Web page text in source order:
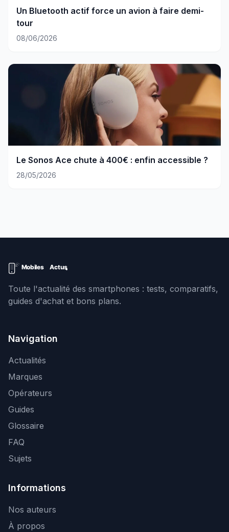
Un Bluetooth actif force un avion à faire demi-
tour
08/06/2026
Le Sonos Ace chute à 400€ : enfin accessible ?
28/05/2026
Toute l'actualité des smartphones : tests, comparatifs,
guides d'achat et bons plans.
Navigation
Actualités
Marques
Opérateurs
Guides
Glossaire
FAQ
Sujets
Informations
Nos auteurs
À propos